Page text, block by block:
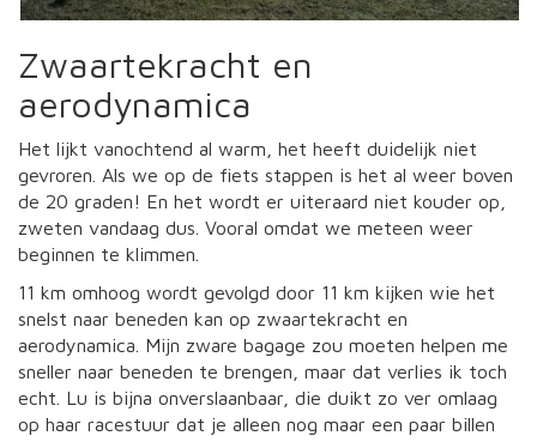
Zwaartekracht en
aerodynamica
Het lijkt vanochtend al warm, het heeft duidelijk niet
gevroren. Als we op de fiets stappen is het al weer boven
de 20 graden! En het wordt er uiteraard niet kouder op,
zweten vandaag dus. Vooral omdat we meteen weer
beginnen te klimmen.
11 km omhoog wordt gevolgd door 11 km kijken wie het
snelst naar beneden kan op zwaartekracht en
aerodynamica. Mijn zware bagage zou moeten helpen me
sneller naar beneden te brengen, maar dat verlies ik toch
echt. Lu is bijna onverslaanbaar, die duikt zo ver omlaag
op haar racestuur dat je alleen nog maar een paar billen